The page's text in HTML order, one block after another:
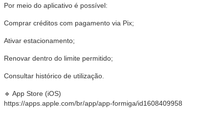
Por meio do aplicativo é possível:
Comprar créditos com pagamento via Pix;
Ativar estacionamento;
Renovar dentro do limite permitido;
Consultar histórico de utilização.
🔹 App Store (iOS)
https://apps.apple.com/br/app/app-formiga/id1608409958